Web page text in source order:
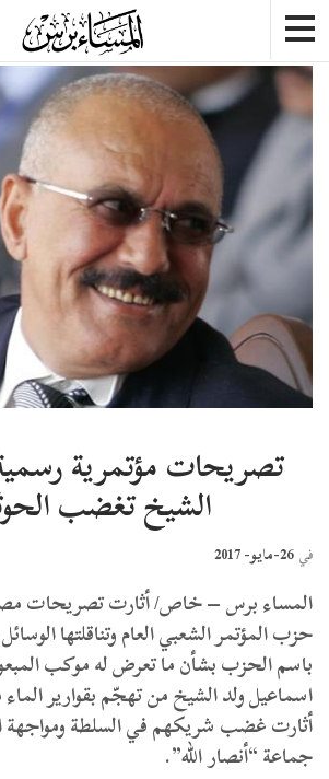
تصريحات مؤتمرية
الشيخ تغضب
في 26-مايو- 2017
المساء برس – خاص/ أثارت تصريحات
حزب المؤتمر الشعبي العام وتناقلتها
باسم الحزب بشأن ما تعرض له موكب
اسماعيل ولد الشيخ من تهجّم بقوارير
أثارت غضب شريكهم في السلطة ومواجهة
جماعة “أنصار الله”.